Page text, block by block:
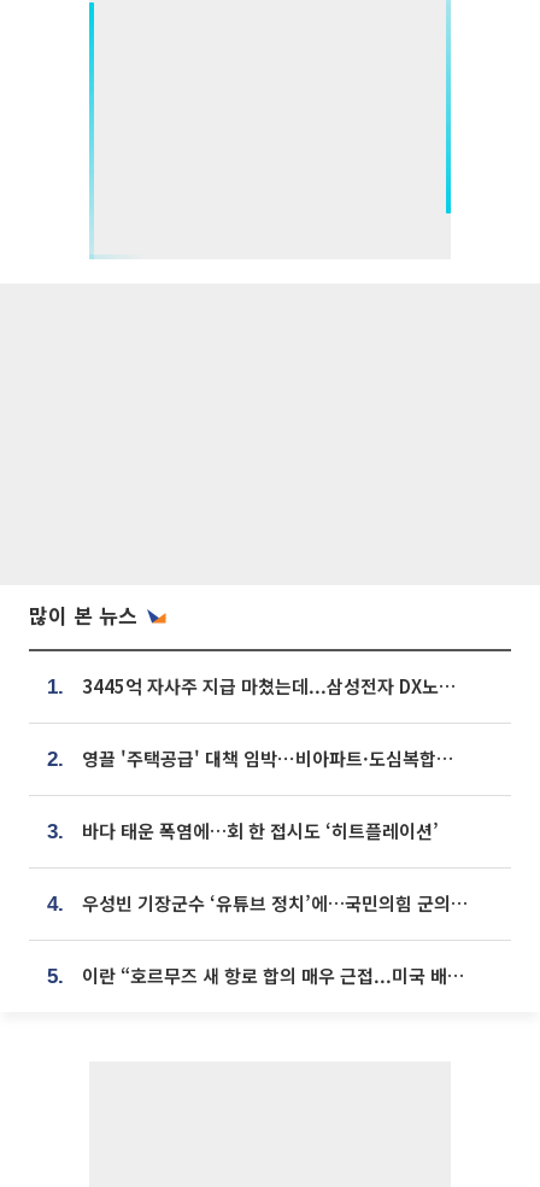
많이 본 뉴스
1. 3445억 자사주 지급 마쳤는데...삼성전자 DX노조, 뒤늦은 '떼쓰기 집회'
2. 영끌 '주택공급' 대책 임박⋯비아파트·도심복합까지 총동원
3. 바다 태운 폭염에…회 한 접시도 ‘히트플레이션’
4. 우성빈 기장군수 ‘유튜브 정치’에…국민의힘 군의원들 집단 반발
5. 이란 “호르무즈 새 항로 합의 매우 근접...미국 배상 먼저”